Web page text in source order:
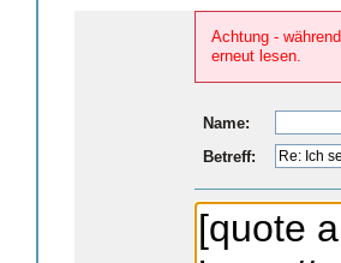
Achtung -
erneut lesen.
Name:
Betreff: